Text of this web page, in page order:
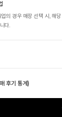
업의 경우 매장 선택 시, 해
다.
후기 통계)